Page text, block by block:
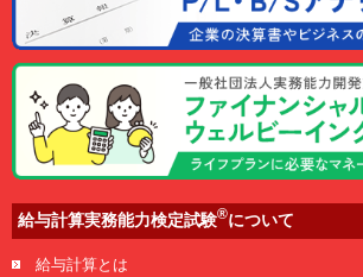
給与計算実務能力検定試験®について
給与計算とは